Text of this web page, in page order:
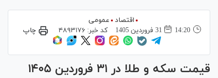
اقتصاد
عمومی
14:20
31 فروردين 1405 کد خبر: ۴۸۹۳۱۷۶ چاپ
قیمت سکه و طلا در ۳۱ فروردین ۱۴۰۵